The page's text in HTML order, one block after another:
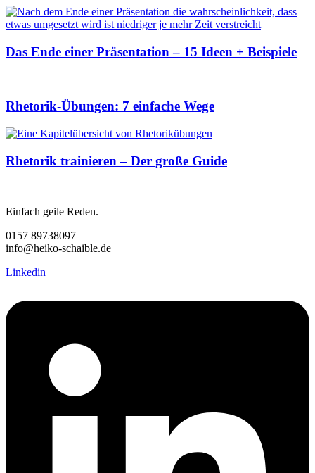
Das Ende einer Präsentation – 15 Ideen + Beispiele
Rhetorik-Übungen: 7 einfache Wege
Rhetorik trainieren – Der große Guide
Einfach geile Reden.
0157 89738097
info@heiko-schaible.de
Linkedin